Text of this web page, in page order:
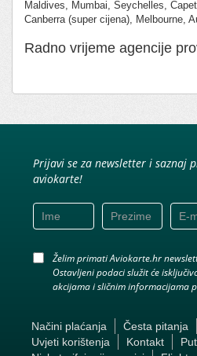
Maldives, Mumbai, Seychelles,
Canberra (super cijena), Melbourne,
Radno vrijeme agencije
Prijavi se za newsletter i saznaj
aviokarte!
Želim primati Aviokarte.hr
Ostavljeni podaci služit će
akcijama i sličnim informacijama
Načini plaćanja Česta pitanja
Uvjeti korištenja
Kontakt